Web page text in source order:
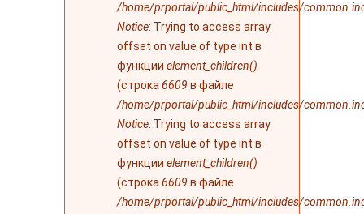
/home/prportal/public_html/includes/
Notice: Trying to access array
offset on value of type int в
функции element_children()
(строка 6609 в файле
/home/prportal/public_html/includes/
Notice: Trying to access array
offset on value of type int в
функции element_children()
(строка 6609 в файле
/home/prportal/public_html/includes/